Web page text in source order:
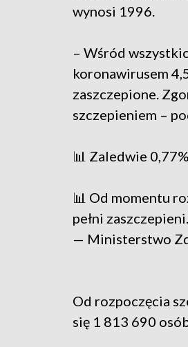
wynosi 1996.
– Wśród
koronawirusem
zaszczepione.
szczepieniem –
📊 Zaledwie
📊 Od momentu
pełni zaszczepieni.
— Ministerstwo
Od rozpoczęcia
się 1 813 690